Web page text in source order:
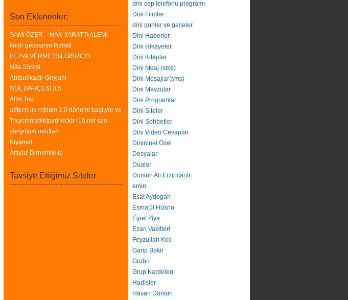
Son Eklenenler:
SAMİ ÖZER – HAK YARATTI ALEMi
kadir gecesinin fazileti
FETVA VERME (BİLGİSİZCE)
Nâs Sûresi
Abduelkadir Geylani
GÜL BAHÇESİ 3.5
Altın Top
adtech ile reklam 2.0 dönemi başlıyor ve
Trkycmhrytllbtpydrklcktr r10.net seo
yarışması ödülleri
Kıyamet
Altıyüz Dirhemlik İp
Tavsiye Ettiğimiz Siteler
dini cep telefonu programı
Dini Filmler
dini günler ve geceler
Dini Haberler
Dini Hikayeler
Dini Kitaplar
Dini Meaj (sms)
Dini Mesajlar(sms)
Dini Mevzular
Dini Programlar
Dini Siteler
Dini Sohbetler
Dini Video Cevaplar
Dinimnet Özel
Dosyalar
Dualar
Dursun Ali Erzincanlı
emin
Esat Aydogan
Esma'ül Hüsna
Eşref Ziya
Ezan Vakitleri
Feyzullah Koc
Garip Bekir
Grubu
Grup Kardelen
Hadisler
Hasan Dursun